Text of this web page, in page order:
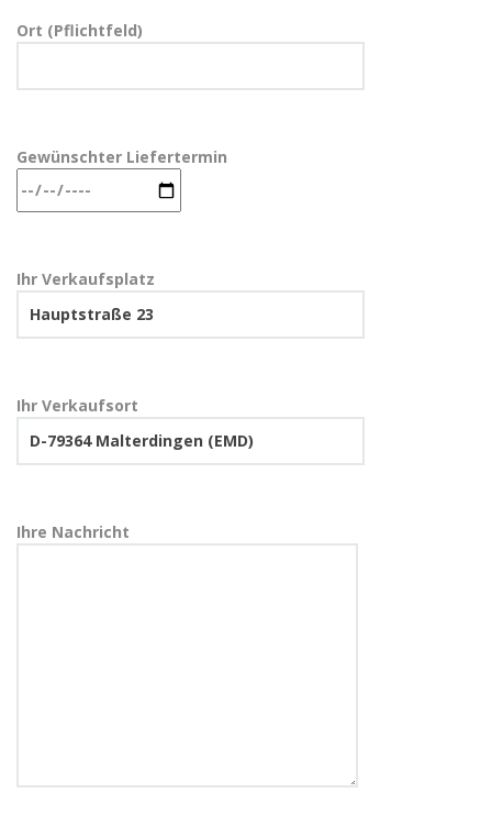
Ort (Pflichtfeld)
Gewünschter Liefertermin
Ihr Verkaufsplatz
Ihr Verkaufsort
Ihre Nachricht